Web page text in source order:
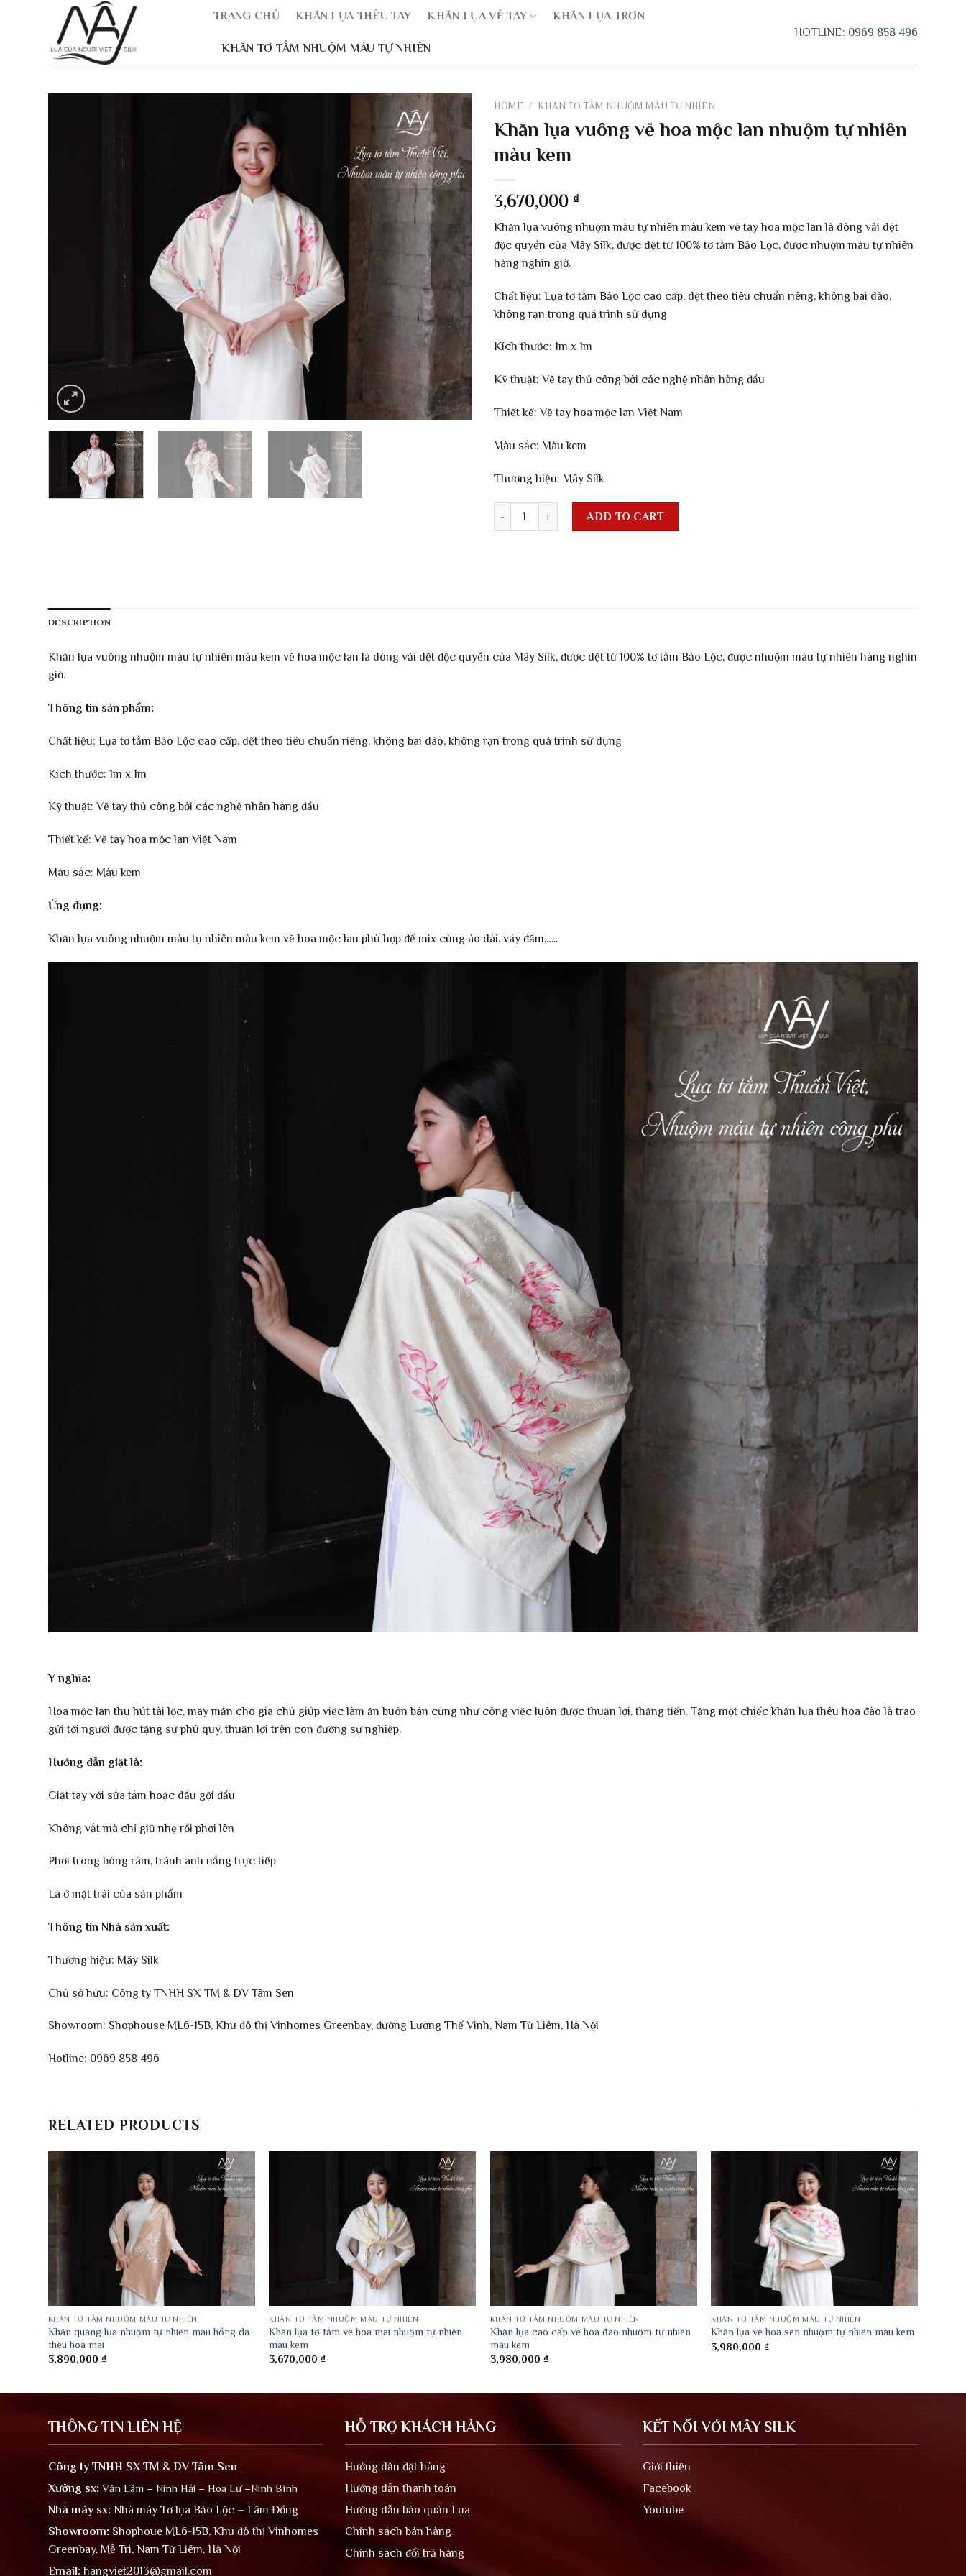
TRANG CHỦ KHĂN LỤA THÊU TAY KHĂN LỤA VẼ TAY KHĂN LỤA TRƠN
KHĂN TƠ TẰM NHUỘM MÀU TỰ NHIÊN
HOTLINE: 0969 858 496
HOME / KHĂN TƠ TẰM NHUỘM MÀU TỰ NHIÊN
Khăn lụa vuông vẽ hoa mộc lan nhuộm tự nhiên
màu kem
3,670,000 ₫
Khăn lụa vuông nhuộm màu tự nhiên màu kem vẽ tay hoa mộc lan là dòng vải dệt
độc quyền của Mây Silk, được dệt từ 100% tơ tằm Bảo Lộc, được nhuộm màu tự nhiên
hàng nghìn giờ.
Chất liệu: Lụa tơ tằm Bảo Lộc cao cấp, dệt theo tiêu chuẩn riêng, không bai dão,
không rạn trong quá trình sử dụng
Kích thước: 1m x 1m
Kỹ thuật: Vẽ tay thủ công bởi các nghệ nhân hàng đầu
Thiết kế: Vẽ tay hoa mộc lan Việt Nam
Màu sắc: Màu kem
Thương hiệu: Mây Silk
Khăn lụa vuông vẽ hoa mộc lan nhuộm tự nhiên màu kem quantity
ADD TO CART
DESCRIPTION
Khăn lụa vuông nhuộm màu tự nhiên màu kem vẽ hoa mộc lan là dòng vải dệt độc quyền của Mây Silk, được dệt từ 100% tơ tằm Bảo Lộc, được nhuộm màu tự nhiên hàng nghìn
giờ.
Thông tin sản phẩm:
Chất liệu: Lụa tơ tằm Bảo Lộc cao cấp, dệt theo tiêu chuẩn riêng, không bai dão, không rạn trong quá trình sử dụng
Kích thước: 1m x 1m
Kỹ thuật: Vẽ tay thủ công bởi các nghệ nhân hàng đầu
Thiết kế: Vẽ tay hoa mộc lan Việt Nam
Màu sắc: Màu kem
Ứng dụng:
Khăn lụa vuông nhuộm màu tụ nhiên màu kem vẽ hoa mộc lan phù hợp để mix cùng áo dài, váy đầm,…..
Ý nghĩa:
Hoa mộc lan thu hút tài lộc, may mắn cho gia chủ giúp việc làm ăn buôn bán cũng như công việc luôn được thuận lợi, thăng tiến. Tặng một chiếc khăn lụa thêu hoa đào là trao
gửi tới người được tặng sự phú quý, thuận lợi trên con đường sự nghiệp.
Hướng dẫn giặt là:
Giặt tay với sữa tắm hoặc dầu gội đầu
Không vắt mà chỉ giũ nhẹ rồi phơi lên
Phơi trong bóng râm, tránh ánh nắng trực tiếp
Là ở mặt trái của sản phẩm
Thông tin Nhà sản xuất:
Thương hiệu: Mây Silk
Chủ sở hữu: Công ty TNHH SX TM & DV Tâm Sen
Showroom: Shophouse ML6-15B, Khu đô thị Vinhomes Greenbay, đường Lương Thế Vinh, Nam Từ Liêm, Hà Nội
Hotline: 0969 858 496
RELATED PRODUCTS
KHĂN TƠ TẰM NHUỘM MÀU TỰ NHIÊN
Khăn quàng lụa nhuộm tự nhiên màu hồng da
thêu hoa mai
3,890,000 ₫
KHĂN TƠ TẰM NHUỘM MÀU TỰ NHIÊN
Khăn lụa tơ tằm vẽ hoa mai nhuộm tự nhiên
màu kem
3,670,000₫
KHĂN TƠ TẰM NHUỘM MÀU TỰ NHIÊN
Khăn lụa cao cấp vẽ hoa đào nhuộm tự nhiên
màu kem
3,980,000 ₫
KHĂN TƠ TẰM NHUỘM MÀU TỰ NHIÊN
Khăn lụa vẽ hoa sen nhuộm tự nhiên màu kem
3,980,000₫
THÔNG TIN LIÊN HỆ
Công ty TNHH SX TM & DV Tâm Sen
Xưởng sx: Văn Lâm – Ninh Hải – Hoa Lư –Ninh Bình
Nhà máy sx: Nhà máy Tơ lụa Bảo Lộc – Lâm Đồng
Showroom: Shophoue ML6-15B, Khu đô thị Vinhomes
Greenbay, Mễ Trì, Nam Từ Liêm, Hà Nội
Email:hangviet2013@gmail.com
HỖ TRỢ KHÁCH HÀNG
Hướng dẫn đặt hàng
Hướng dẫn thanh toán
Hướng dẫn bảo quản Lụa
Chính sách bán hàng
Chính sách đổi trả hàng
KẾT NỐI VỚI MÂY SILK
Giới thiệu
Facebook
Youtube